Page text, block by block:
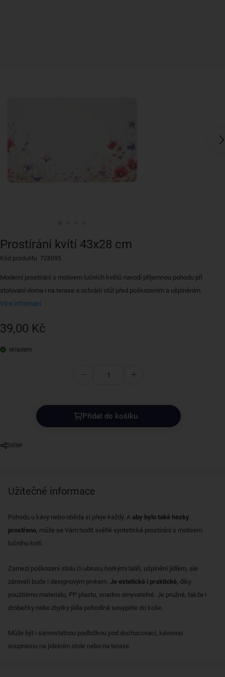
Prostírání kvítí 43x28 cm
Kód produktu 728095
Moderní prostírání s motivem lučních květů navodí příjemnou pohodu při
stolování doma i na terase a ochrání stůl před poškozením a ušpiněním.
Více informací
39,00 Kč
skladem
Přidat do košíku
Sdílet
Užitečné informace
Pohodu u kávy nebo oběda si přeje každý. A aby bylo také hezky
prostřeno, může se Vám hodit světlé syntetické prostírání s motivem
lučního kvítí.
Zamezí poškození stolu či ubrusu horkými talíři, ušpinění jídlem, ale
zároveň bude i designovým prvkem. Je estetické i praktické, díky
použitému materiálu, PP plastu, snadno omyvatelné. Je pružné, takže i
drobečky nebo zbytky jídla pohodlně sesypete do koše.
Může být i samostatnou podložkou pod dochucovací, kávovou
soupravou na jídelním stole nebo na terase.